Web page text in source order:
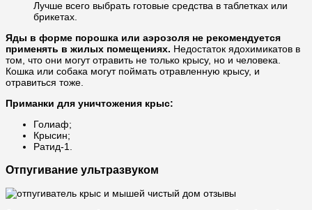
Лучше всего выбрать готовые средства в таблетках или
брикетах.
Яды в форме порошка или аэрозоля не рекомендуется
применять в жилых помещениях. Недостаток ядохимикатов в
том, что они могут отравить не только крысу, но и человека.
Кошка или собака могут поймать отравленную крысу, и
отравиться тоже.
Приманки для уничтожения крыс:
Голиаф;
Крысин;
Ратид-1.
Отпугивание ультразвуком